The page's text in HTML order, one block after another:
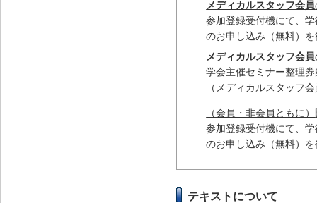
メディカルスタッフ会員
参加登録受付機にて、
のお申し込み（無料）
メディカルスタッフ会員
学会主催セミナー整理
（メディカルスタッフ
（会員・非会員ともに）
参加登録受付機にて、
のお申し込み（無料）
テキストについて